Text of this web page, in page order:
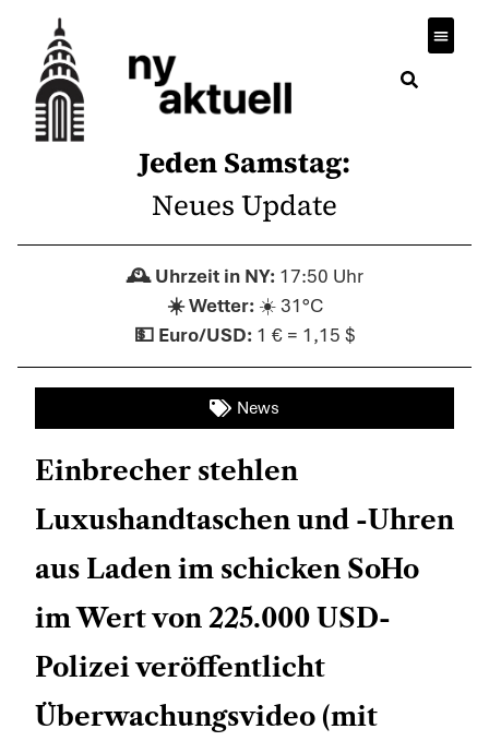
Jeden Samstag:
Neues Update
17:50 Uhr
☀️ 31°C
1 € = 1,15 $
News
Einbrecher stehlen
Luxushandtaschen und -Uhren
aus Laden im schicken SoHo
im Wert von 225.000 USD-
Polizei veröffentlicht
Überwachungsvideo (mit